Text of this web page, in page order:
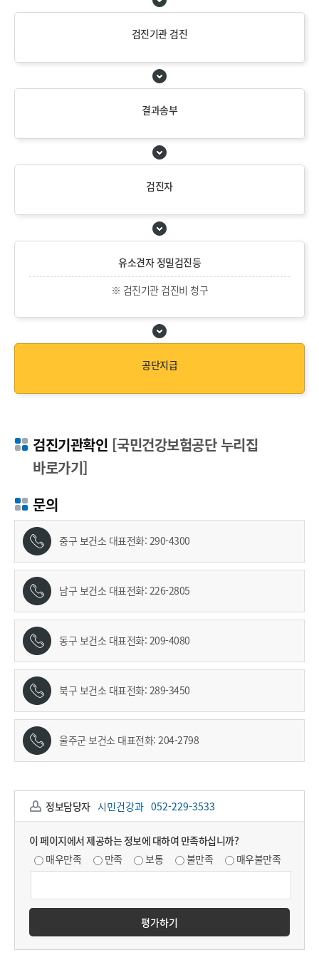
검진기관 검진
결과송부
검진자
유소견자 정밀검진등
※ 검진기관 검진비 청구
공단지급
검진기관확인 [국민건강보험공단 누리집
바로가기]
문의
중구 보건소 대표전화: 290-4300
남구 보건소 대표전화: 226-2805
동구 보건소 대표전화: 209-4080
북구 보건소 대표전화: 289-3450
울주군 보건소 대표전화: 204-2798
정보담당자 시민건강과 052-229-3533
이 페이지에서 제공하는 정보에 대하여 만족하십니까?
매우만족
만족 보통 불만족 매우불만족
평가하기